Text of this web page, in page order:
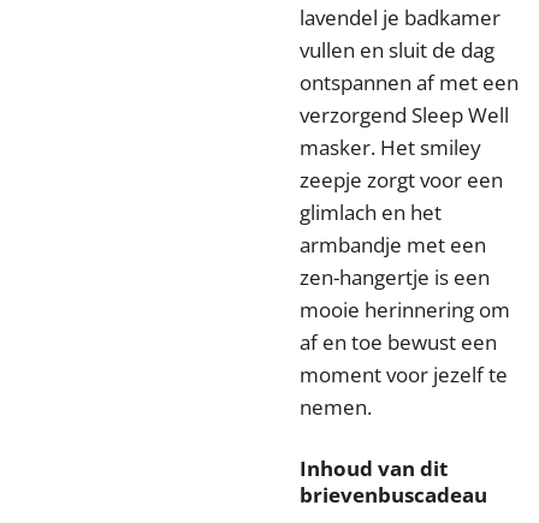
lavendel je badkamer
vullen en sluit de dag
ontspannen af met een
verzorgend Sleep Well
masker. Het smiley
zeepje zorgt voor een
glimlach en het
armbandje met een
zen-hangertje is een
mooie herinnering om
af en toe bewust een
moment voor jezelf te
nemen.
Inhoud van dit
brievenbuscadeau